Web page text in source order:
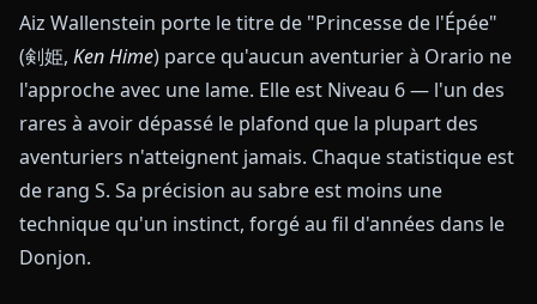
Aiz Wallenstein porte le titre de "Princesse de l'Épée"
(剣姫, Ken Hime) parce qu'aucun aventurier à Orario ne
l'approche avec une lame. Elle est Niveau 6 — l'un des
rares à avoir dépassé le plafond que la plupart des
aventuriers n'atteignent jamais. Chaque statistique est
de rang S. Sa précision au sabre est moins une
technique qu'un instinct, forgé au fil d'années dans le
Donjon.